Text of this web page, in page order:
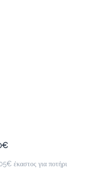
έκαστος για ποτήρι